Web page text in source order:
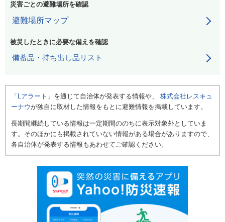
災害ごとの避難場所を確認
避難場所マップ
被災したときに必要な備えを確認
備蓄品・持ち出し品リスト
「Lアラート」 を通じて自治体が発表する情報や、 株式会社レスキュ
ーナウが独自に取材した情報をもとに避難情報を掲載しています。
長期間継続している情報は一定期間ののちに表示対象外としていま
す。そのほかにも掲載されていない情報がある場合がありますので、
各自治体が発表する情報もあわせてご確認ください。